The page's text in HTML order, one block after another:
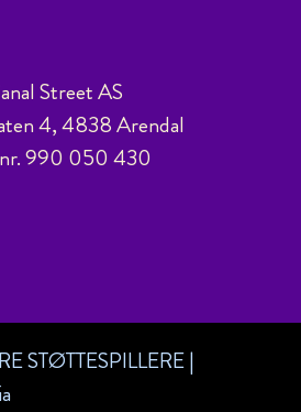
Street AS
4, 4838 Arendal
990 050 430
STØTTESPILLERE|